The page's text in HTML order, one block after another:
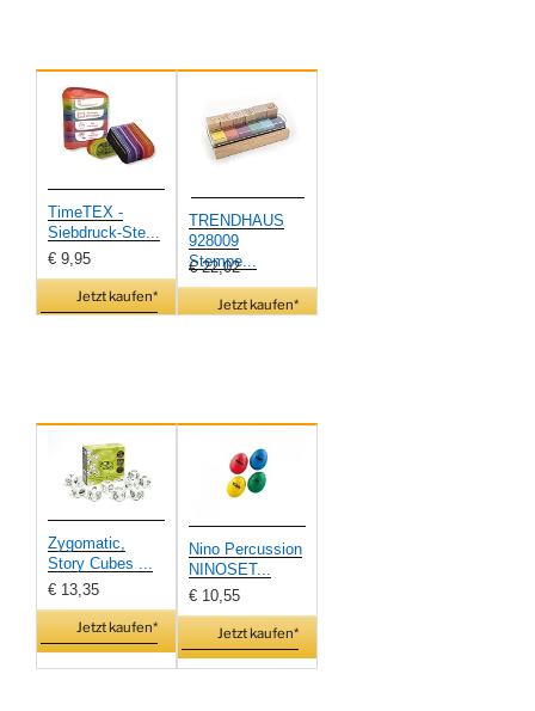
TimeTEX -
Siebdruck-Ste...
€ 9,95
Jetzt kaufen*
TRENDHAUS
928009
Stempe...
€ 22,02
Jetzt kaufen*
Zygomatic,
Story Cubes ...
€ 13,35
Jetzt kaufen*
Nino Percussion
NINOSET...
€ 10,55
Jetzt kaufen*